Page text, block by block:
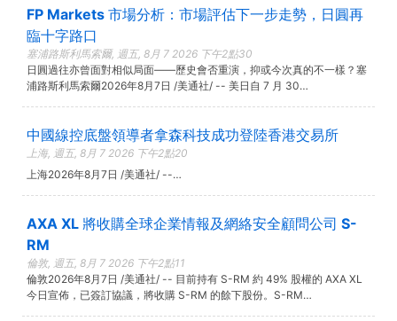
FP Markets 市場分析：市場評估下一步走勢，日圓再
臨十字路口
塞浦路斯利馬索爾, 週五, 8月 7 2026 下午2點30
日圓過往亦曾面對相似局面——歷史會否重演，抑或今次真的不一樣？塞
浦路斯利馬索爾2026年8月7日 /美通社/ -- 美日自 7 月 30…
中國線控底盤領導者拿森科技成功登陸香港交易所
上海, 週五, 8月 7 2026 下午2點20
上海2026年8月7日 /美通社/ --…
AXA XL 將收購全球企業情報及網絡安全顧問公司 S-
RM
倫敦, 週五, 8月 7 2026 下午2點11
倫敦2026年8月7日 /美通社/ -- 目前持有 S-RM 約 49% 股權的 AXA XL
今日宣佈，已簽訂協議，將收購 S-RM 的餘下股份。S-RM…